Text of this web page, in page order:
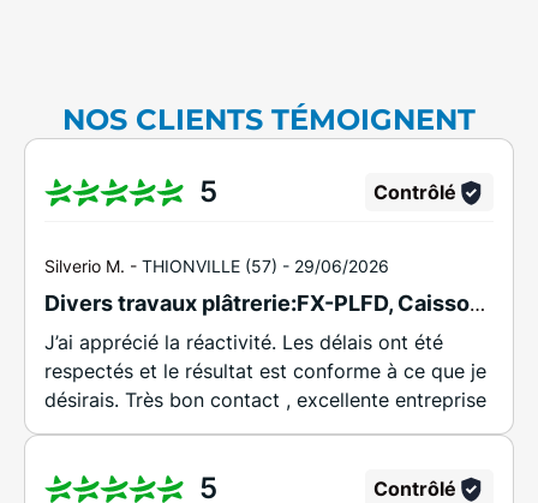
NOS CLIENTS TÉMOIGNENT
5 Contrôlé
Silverio M. - THIONVILLE (57) - 29/06/2026
Divers travaux plâtrerie:FX-PLFD, Caissons horizontaux et verticaux à THIONVILLE
J’ai apprécié la réactivité. Les délais ont été
respectés et le résultat est conforme à ce que je
désirais. Très bon contact , excellente entreprise
5 Contrôlé